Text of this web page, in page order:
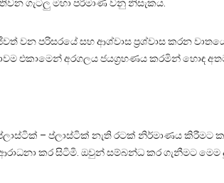
ගැටලු මහා පරිමාණ වනු නිසැකය.
වන පරිසරයේ සහ ආශ්වාස ප්‍රශ්වාස කරන
එකාමෙන් අරගලය ජයග්‍රහණය කරමින්
ප්ලාස්ටික් – ප්ලාස්ටික් නැති රටක් නිර්මාණය
කර සිටිමි. ඔවුන් සම්බන්ධ කර ගැනීමට මෙම